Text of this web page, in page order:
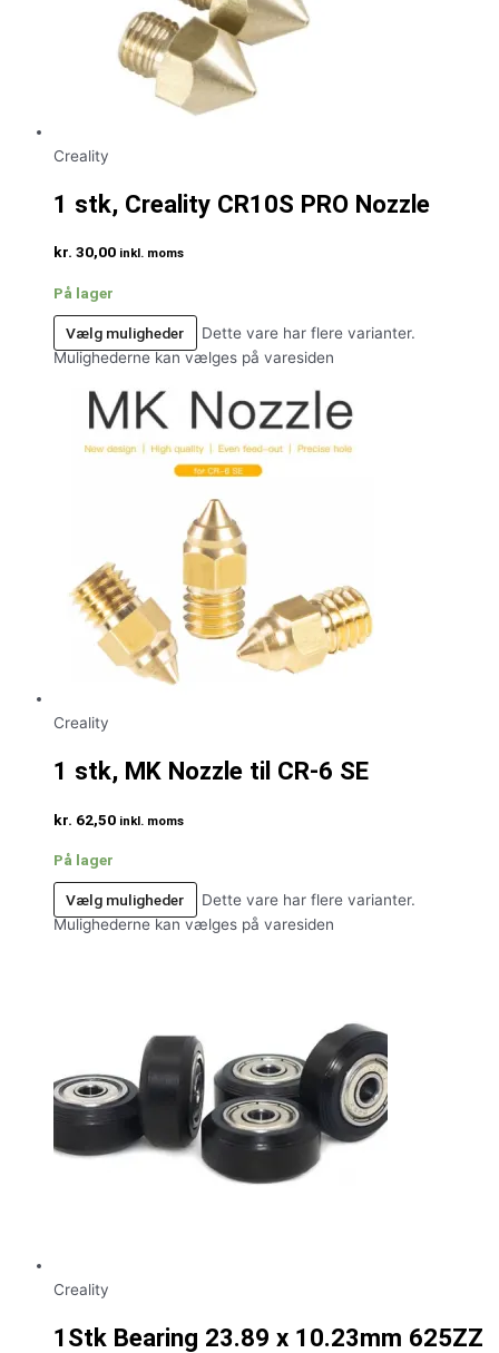
Creality
1 stk, Creality CR10S PRO Nozzle
kr. 30,00 inkl. moms
På lager
Vælg muligheder
Dette vare har flere varianter.
Mulighederne kan vælges på varesiden
Creality
1 stk, MK Nozzle til CR-6 SE
kr. 62,50 inkl. moms
På lager
Vælg muligheder
Dette vare har flere varianter.
Mulighederne kan vælges på varesiden
Creality
1Stk Bearing 23.89 x 10.23mm 625ZZ